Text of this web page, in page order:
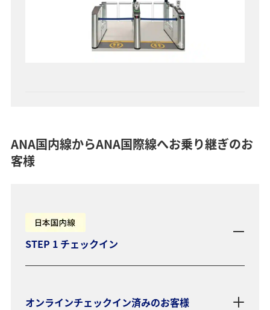
ANA国内線からANA国際線へお乗り継ぎのお
客様
STEP 1 チェックイン
オンラインチェックイン済みのお客様